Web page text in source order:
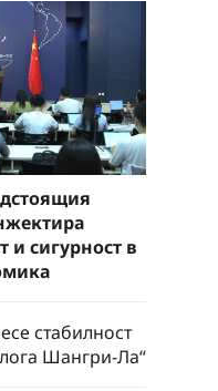
и сигурност в
стабилност
Шангри-Ла“